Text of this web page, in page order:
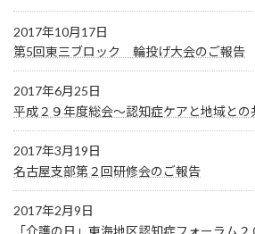
2017年10月17日
第5回東三ブロック 輪投げ大会のご報告
2017年6月25日
平成２９年度総会～認知症ケアと地域との
2017年3月19日
名古屋支部第２回研修会のご報告
2017年2月9日
「介護の日」東海地区認知症フォーラム